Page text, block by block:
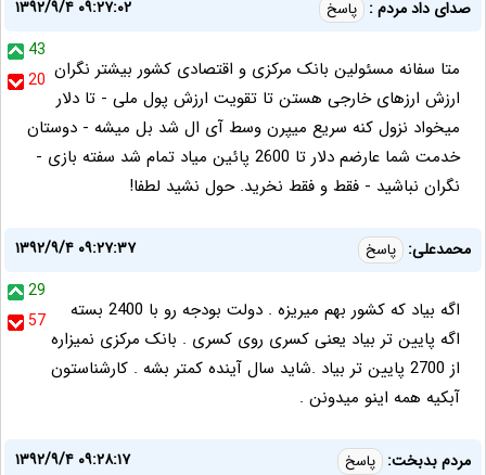
صدای داد مردم : پاسخ
۱۳۹۲/۹/۴ ۰۹:۲۷:۰۲
43
20 متا سفانه مسئولین بانک مرکزی و اقتصادی کشور بیشتر نگران
ارزش ارزهای خارجی هستن تا تقویت ارزش پول ملی - تا دلار
میخواد نزول کنه سریع میپرن وسط آی ال شد بل میشه - دوستان
خدمت شما عارضم دلار تا 2600 پائین میاد تمام شد سفته بازی -
نگران نباشید - فقط و فقط نخرید. حول نشید لطفا!
محمدعلی: پاسخ
۱۳۹۲/۹/۴ ۰۹:۲۷:۳۷
29
57
اگه بیاد که کشور بهم میریزه . دولت بودجه رو با 2400 بسته
اگه پایین تر بیاد یعنی کسری روی کسری . بانک مرکزی نمیزاره
از 2700 پایین تر بیاد .شاید سال آینده کمتر بشه . کارشناستون
آبکیه همه اینو میدونن .
مردم بدبخت: پاسخ
۱۳۹۲/۹/۴ ۰۹:۲۸:۱۷